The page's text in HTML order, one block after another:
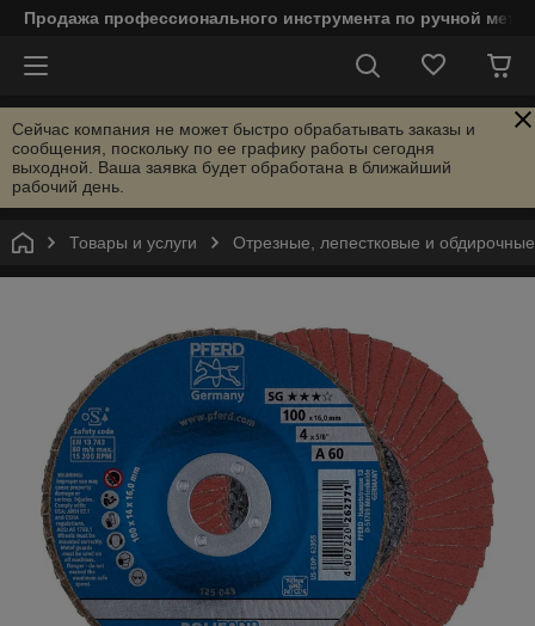
Продажа профессионального инструмента по ручной
Сейчас компания не может быстро обрабатывать заказы и
сообщения, поскольку по ее графику работы сегодня
выходной. Ваша заявка будет обработана в ближайший
рабочий день.
Товары и услуги Отрезные, лепестковые и